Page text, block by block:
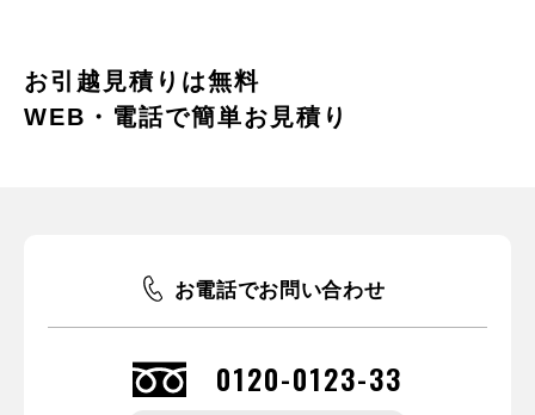
お引越見積りは無料
WEB・電話で簡単お見積り
お電話でお問い合わせ
0120-0123-33